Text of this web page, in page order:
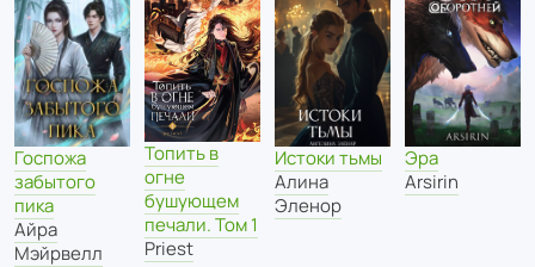
Госпожа
забытого
пика
Айра
Мэйрвелл
Топить в
огне
бушующем
печали. Том 1
Priest
Истоки тьмы
Алина
Эленор
Эра
Arsirin